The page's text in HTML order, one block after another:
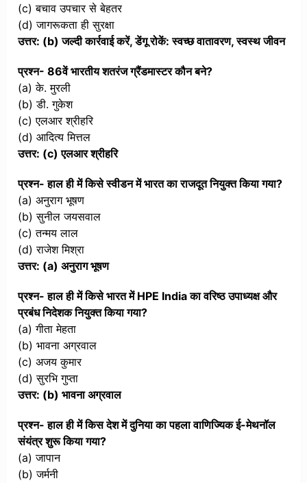
(c) बचाव उपचार से बेहतर
(d) जागरूकता ही सुरक्षा
उत्तर: (b) जल्दी कार्रवाई करें, डेंगू रोकें: स्वच्छ वातावरण, स्वस्थ जीवन
प्रश्न- 86वें भारतीय शतरंज ग्रैंडमास्टर कौन बने?
(a) के. मुरली
(b) डी. गुकेश
(c) एलआर श्रीहरि
(d) आदित्य मित्तल
उत्तर: (c) एलआर श्रीहरि
प्रश्न- हाल ही में किसे स्वीडन में भारत का राजदूत नियुक्त किया गया?
(a) अनुराग भूषण
(b) सुनील जयसवाल
(c) तन्मय लाल
(d) राजेश मिश्रा
उत्तर: (a) अनुराग भूषण
प्रश्न- हाल ही में किसे भारत में HPE India का वरिष्ठ उपाध्यक्ष और
प्रबंध निदेशक नियुक्त किया गया?
(a) गीता मेहता
(b) भावना अग्रवाल
(c) अजय कुमार
(d) सुरभि गुप्ता
उत्तर: (b) भावना अग्रवाल
प्रश्न- हाल ही में किस देश में दुनिया का पहला वाणिज्यिक ई-मेथनॉल
संयंत्र शुरू किया गया?
(a) जापान
(b) जर्मनी